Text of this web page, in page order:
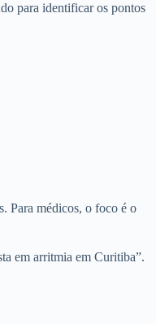
para identificar os pontos
Para médicos, o foco é o
em arritmia em Curitiba”.